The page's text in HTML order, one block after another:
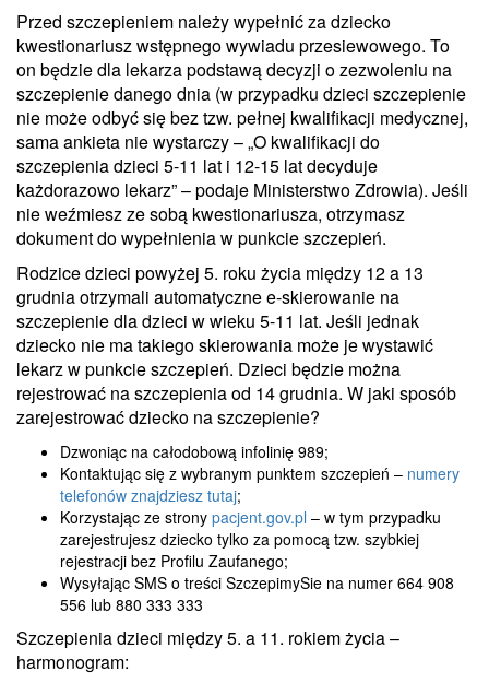
Przed szczepieniem należy wypełnić za dziecko
kwestionariusz wstępnego wywiadu przesiewowego. To
on będzie dla lekarza podstawą decyzji o zezwoleniu na
szczepienie danego dnia (w przypadku dzieci szczepienie
nie może odbyć się bez tzw. pełnej kwalifikacji medycznej,
sama ankieta nie wystarczy – „O kwalifikacji do
szczepienia dzieci 5-11 lat i 12-15 lat decyduje
każdorazowo lekarz” – podaje Ministerstwo Zdrowia). Jeśli
nie weźmiesz ze sobą kwestionariusza, otrzymasz
dokument do wypełnienia w punkcie szczepień.
Rodzice dzieci powyżej 5. roku życia między 12 a 13
grudnia otrzymali automatyczne e-skierowanie na
szczepienie dla dzieci w wieku 5-11 lat. Jeśli jednak
dziecko nie ma takiego skierowania może je wystawić
lekarz w punkcie szczepień. Dzieci będzie można
rejestrować na szczepienia od 14 grudnia. W jaki sposób
zarejestrować dziecko na szczepienie?
Dzwoniąc na całodobową infolinię 989;
Kontaktując się z wybranym punktem szczepień – numery
telefonów znajdziesz tutaj;
Korzystając ze strony pacjent.gov.pl – w tym przypadku
zarejestrujesz dziecko tylko za pomocą tzw. szybkiej
rejestracji bez Profilu Zaufanego;
Wysyłając SMS o treści SzczepimySie na numer 664 908
556 lub 880 333 333
Szczepienia dzieci między 5. a 11. rokiem życia –
harmonogram: